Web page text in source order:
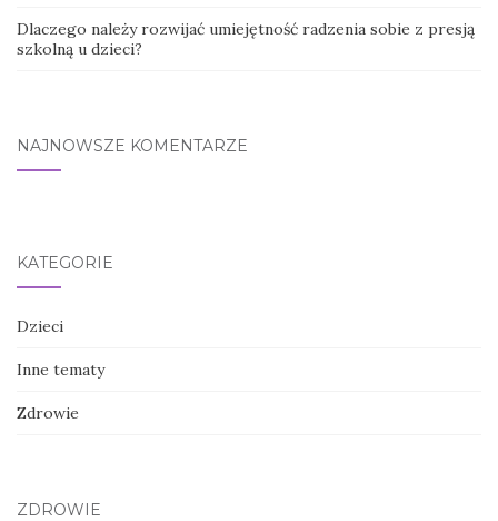
Dlaczego należy rozwijać umiejętność radzenia sobie z presją
szkolną u dzieci?
NAJNOWSZE KOMENTARZE
KATEGORIE
Dzieci
Inne tematy
Zdrowie
ZDROWIE